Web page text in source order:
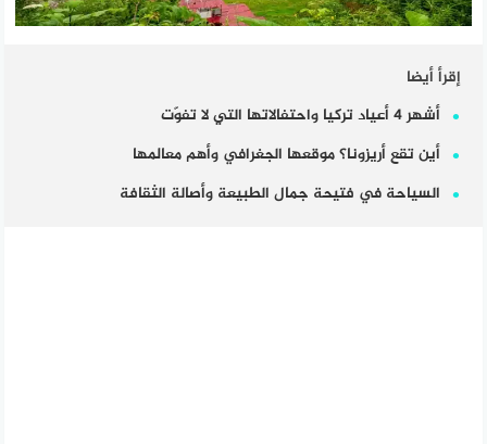
إقرأ أيضا
أشهر 4 أعياد تركيا واحتفالاتها التي لا تفوّت
أين تقع أريزونا؟ موقعها الجغرافي وأهم معالمها
السياحة في فتيحة جمال الطبيعة وأصالة الثقافة